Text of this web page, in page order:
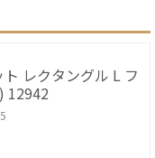
レクタングル L フ
12942